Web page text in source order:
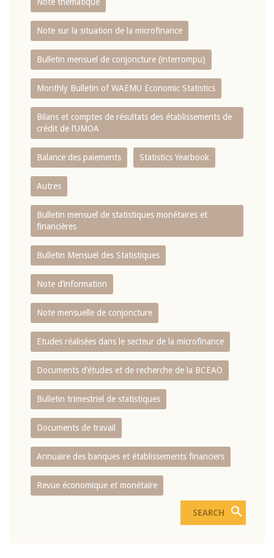
Note sur la situation de la microfinance
Bulletin mensuel de conjoncture (interrompu)
Monthly Bulletin of WAEMU Economic Statistics
Bilans et comptes de résultats des établissements de
crédit de l‘UMOA
Balance des paiements Statistics Yearbook
Autres
Bulletin mensuel de statistiques monétaires et
financières
Bulletin Mensuel des Statistiques
Note d’information
Note mensuelle de conjoncture
Etudes réalisées dans le secteur de la microfinance
Documents d’études et de recherche de la BCEAO
Bulletin trimestriel de statistiques
Documents de travail
Annuaire des banques et établissements financiers
Revue économique et monétaire